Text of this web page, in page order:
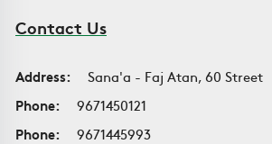
Contact Us
Address:
Sana'a - Faj Atan, 60 Street
Phone:
9671450121
Phone:
9671445993